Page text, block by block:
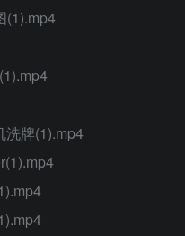
(1).mp4
洗牌(1).mp4